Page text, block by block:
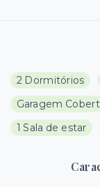
2 Dormitórios
Garagem
1 Sala de estar